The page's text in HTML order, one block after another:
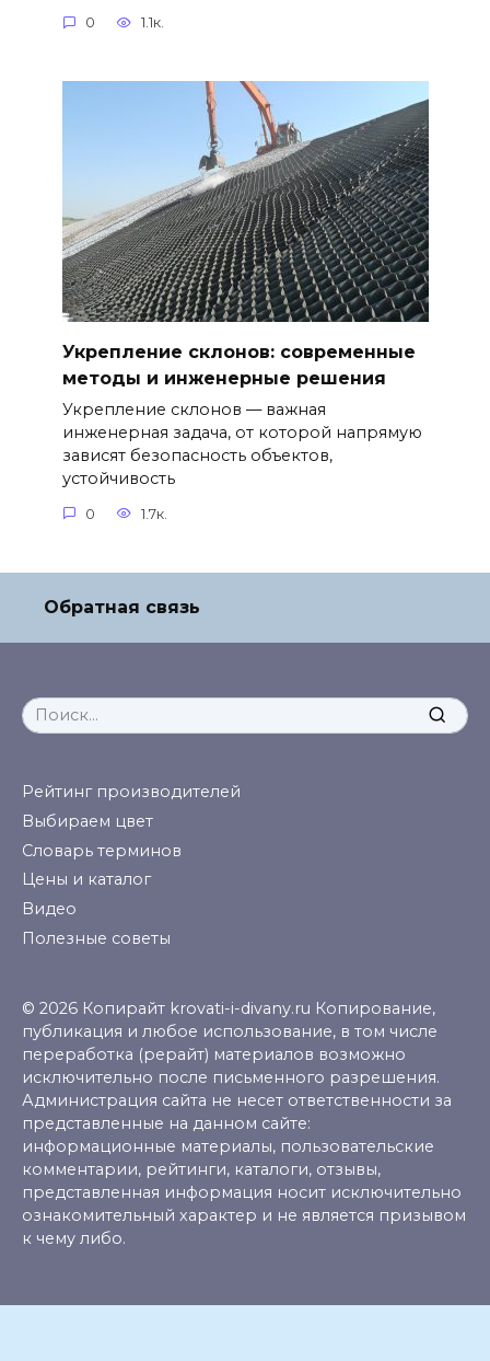
0 1.1к.
Укрепление склонов: современные
методы и инженерные решения
Укрепление склонов — важная
инженерная задача, от которой напрямую
зависят безопасность объектов,
устойчивость
0 1.7к.
Обратная связь
Search
for:
Рейтинг производителей
Выбираем цвет
Словарь терминов
Цены и каталог
Видео
Полезные советы
© 2026 Копирайт krovati-i-divany.ru Копирование,
публикация и любое использование, в том числе
переработка (рерайт) материалов возможно
исключительно после письменного разрешения.
Администрация сайта не несет ответственности за
представленные на данном сайте:
информационные материалы, пользовательские
комментарии, рейтинги, каталоги, отзывы,
представленная информация носит исключительно
ознакомительный характер и не является призывом
к чему либо.